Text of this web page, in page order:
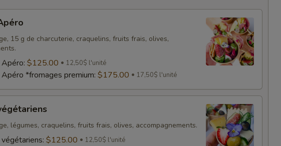
15 g de charcuterie, craquelins, fruits frais, olives,
$125.00 12,50$ l'unité
*fromages premium: $175.00 17,50$ l'unité
légumes, craquelins, fruits frais, olives, accompagnements.
$125.00 12,50$ l'unité